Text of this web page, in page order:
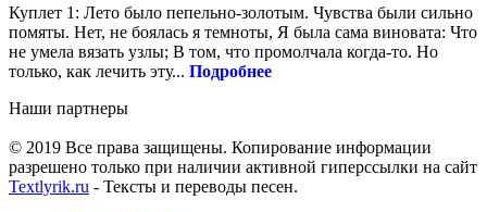
Куплет 1: Лето было пепельно-золотым. Чувства были сильно
помяты. Нет, не боялась я темноты, Я была сама виновата: Что
не умела вязать узлы; В том, что промолчала когда-то. Но
только, как лечить эту... Подробнее
Наши партнеры
© 2019 Все права защищены. Копирование информации
разрешено только при наличии активной гиперссылки на сайт
Textlyrik.ru - Тексты и переводы песен.